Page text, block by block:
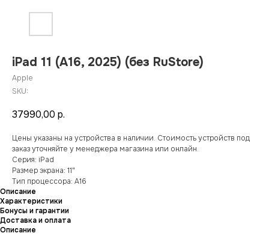
iPad 11 (A16, 2025) (без RuStore)
Apple
SKU:
37990,00 р.
Цены указаны на устройства в наличии. Стоимость устройств под
заказ уточняйте у менеджера магазина или онлайн.
Серия: iPad
Размер экрана: 11"
Тип процессора: A16
Описание
Характеристики
Бонусы и гарантии
Доставка и оплата
Описание